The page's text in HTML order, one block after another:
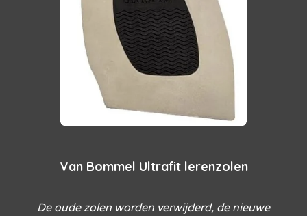
Van Bommel Ultrafit lerenzolen
De oude zolen worden verwijderd, de nieuwe